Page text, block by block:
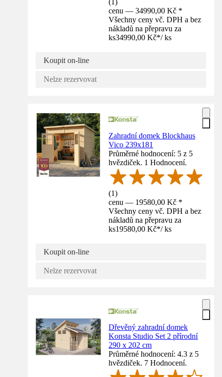
cenu — 34990,00 Kč *
Všechny ceny vč. DPH a bez
nákladů na přepravu za
ks34990,00 Kč*/ ks
Koupit on-line
Nelze rezervovat
Zahradní domek Blockhaus
Vico 239x181
Průměrné hodnocení: 5 z 5
hvězdiček. 1 Hodnocení.
(1)
cenu — 19580,00 Kč *
Všechny ceny vč. DPH a bez
nákladů na přepravu za
ks19580,00 Kč*/ ks
Koupit on-line
Nelze rezervovat
Dřevěný zahradní domek
Konsta Studio Set 2 přírodní
290 x 202 cm
Průměrné hodnocení: 4.3 z 5
hvězdiček. 7 Hodnocení.